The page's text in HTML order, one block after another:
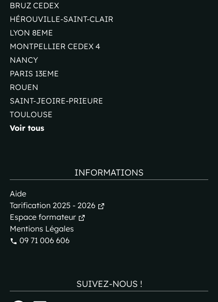
BRUZ CEDEX
HÉROUVILLE-SAINT-CLAIR
LYON 8EME
MONTPELLIER CEDEX 4
NANCY
PARIS 13EME
ROUEN
SAINT-JEOIRE-PRIEURE
TOULOUSE
Voir tous
INFORMATIONS
Aide
Tarification 2025 - 2026
Espace formateur
Mentions Légales
09 71 006 606
SUIVEZ-NOUS !